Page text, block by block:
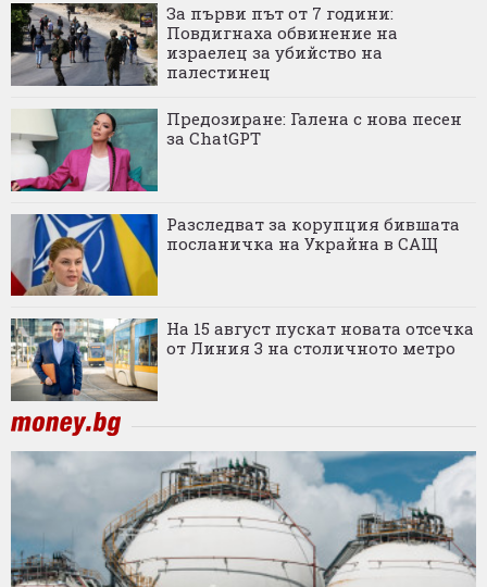
За първи път от 7 години:
Повдигнаха обвинение на
израелец за убийство на
палестинец
Предозиране: Галена с нова песен
за ChatGPT
Разследват за корупция бившата
посланичка на Украйна в САЩ
На 15 август пускат новата отсечка
от Линия 3 на столичното метро